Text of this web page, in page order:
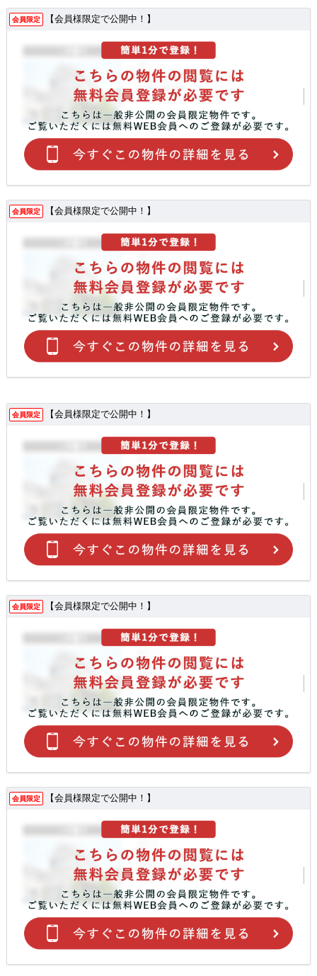
会員限定 【会員様限定で公開中！】
会員限定 【会員様限定で公開中！】
会員限定 【会員様限定で公開中！】
会員限定 【会員様限定で公開中！】
会員限定 【会員様限定で公開中！】